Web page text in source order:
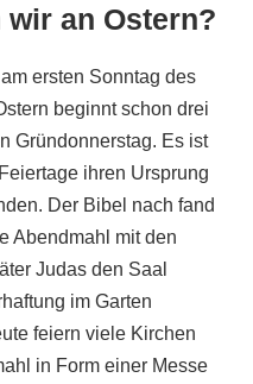
wir an Ostern?
ersten Sonntag des
beginnt schon drei
Gründonnerstag. Es ist
ihren Ursprung
Der Bibel nach fand
Abendmahl mit den
Judas den Saal
im Garten
feiern viele Kirchen
in Form einer Messe